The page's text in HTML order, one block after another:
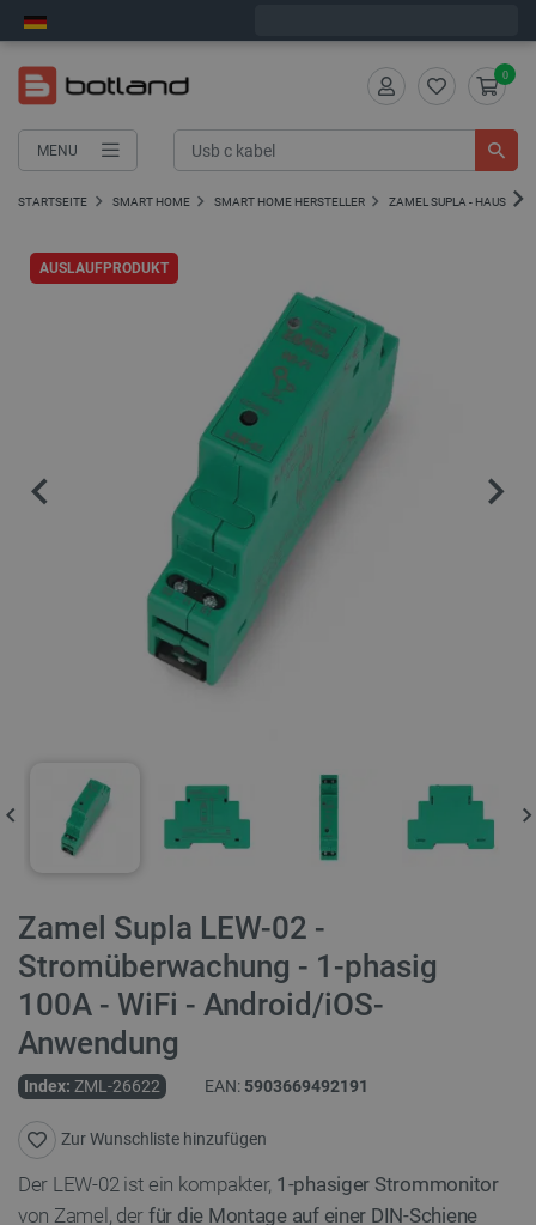
MENU
0
STARTSEITE SMART HOME SMART HOME HERSTELLER ZAMEL SUPLA -
AUSLAUFPRODUKT
Zamel Supla LEW-02 -
Stromüberwachung - 1-phasig
100A - WiFi - Android/iOS-
Anwendung
Index: ZML-26622 EAN: 5903669492191
Zur Wunschliste hinzufügen
Der LEW-02 ist ein kompakter, 1-phasiger Strommonitor
von Zamel, der für die Montage auf einer DIN-Schiene